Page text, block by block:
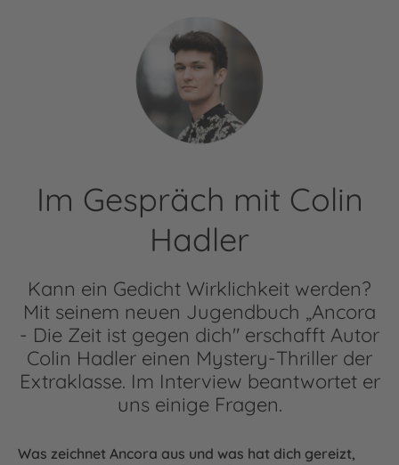
Im Gespräch mit Colin
Hadler
Kann ein Gedicht Wirklichkeit werden?
Mit seinem neuen Jugendbuch „Ancora
- Die Zeit ist gegen dich" erschafft Autor
Colin Hadler einen Mystery-Thriller der
Extraklasse. Im Interview beantwortet er
uns einige Fragen.
Was zeichnet Ancora aus und was hat dich gereizt,